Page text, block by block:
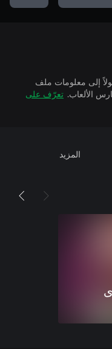
إلى معلومات ملف
تعرّف على
المزيد